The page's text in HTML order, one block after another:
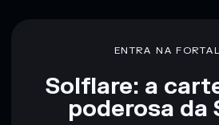
ENTRA NA
Solflare: a
poderosa da